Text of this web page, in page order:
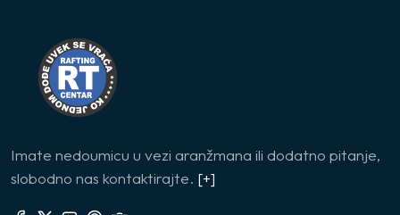
Imate nedoumicu u vezi aranžmana ili dodatno pitanje,
slobodno nas kontaktirajte. [+]